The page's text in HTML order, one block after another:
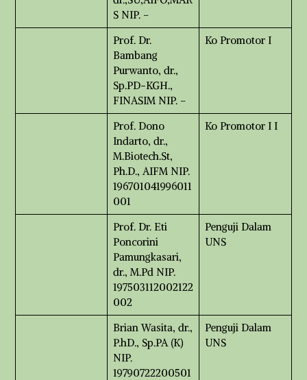
S NIP. –
Prof. Dr.
Bambang
Purwanto, dr.,
Sp.PD-KGH.,
FINASIM NIP. –
Ko Promotor I
Prof. Dono
Indarto, dr.,
M.Biotech.St,
Ph.D., AIFM NIP.
196701041996011
001
Ko Promotor I I
Prof. Dr. Eti
Poncorini
Pamungkasari,
dr., M.Pd NIP.
197503112002122
002
Penguji Dalam
UNS
Brian Wasita, dr.,
P.hD., Sp.PA (K)
NIP.
19790722200501
Penguji Dalam
UNS